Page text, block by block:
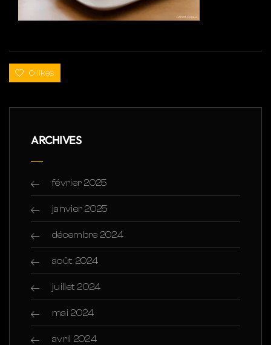
0 likes
ARCHIVES
février 2025
janvier 2025
décembre 2024
août 2024
juillet 2024
mai 2024
avril 2024